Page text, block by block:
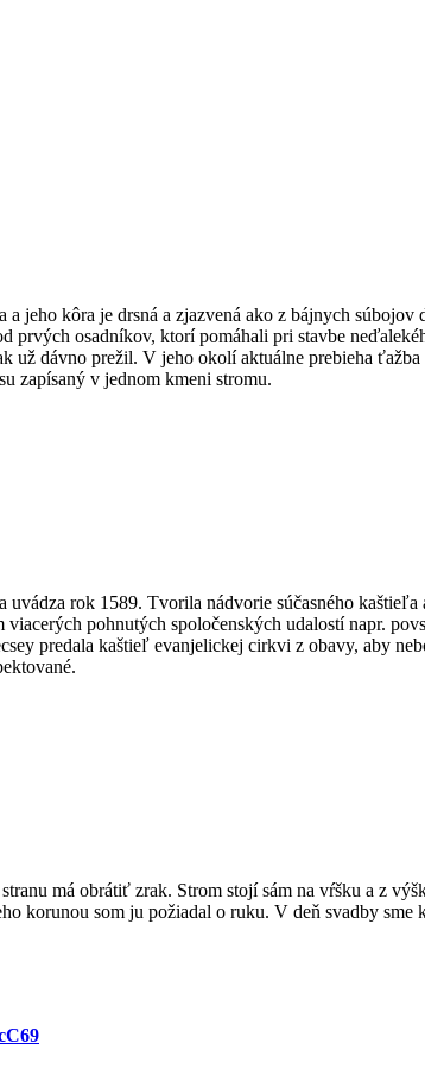
jeho kôra je drsná a zjazvená ako z bájnych
prvých osadníkov, ktorí pomáhali pri stavbe
dávno prežil. V jeho okolí aktuálne prebieha
zapísaný v jednom kmeni stromu.
rok 1589. Tvorila nádvorie súčasného
pohnutých spoločenských udalostí napr.
predala kaštieľ evanjelickej cirkvi z obavy, aby
má obrátiť zrak. Strom stojí sám na vŕšku a z
korunou som ju požiadal o ruku. V deň svadby